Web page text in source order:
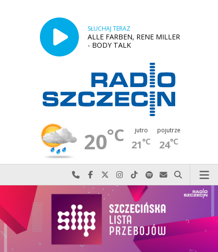
SŁUCHAJ TERAZ
ALLE FARBEN, RENE MILLER
- BODY TALK
20°C jutro
21°C
pojutrze
24°C
Najlepiej po prostu do nas zadzwoń
Odwiedź nas na Facebook-u
Odwiedź nas na X
Odwiedź nas na Instagram-ie
Odwiedź nas na TikTok-u
Szukaj nas na Spotify
Wyślij do nas
Szukaj